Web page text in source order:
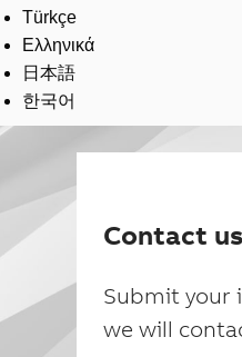
Türkçe
Ελληνικά
日本語
한국어
Contact us
Submit your
we will